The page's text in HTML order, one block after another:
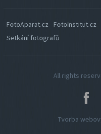
FotoAparat.cz FotoInstitut.cz
Setkání fotografů
All rights
Tvorba